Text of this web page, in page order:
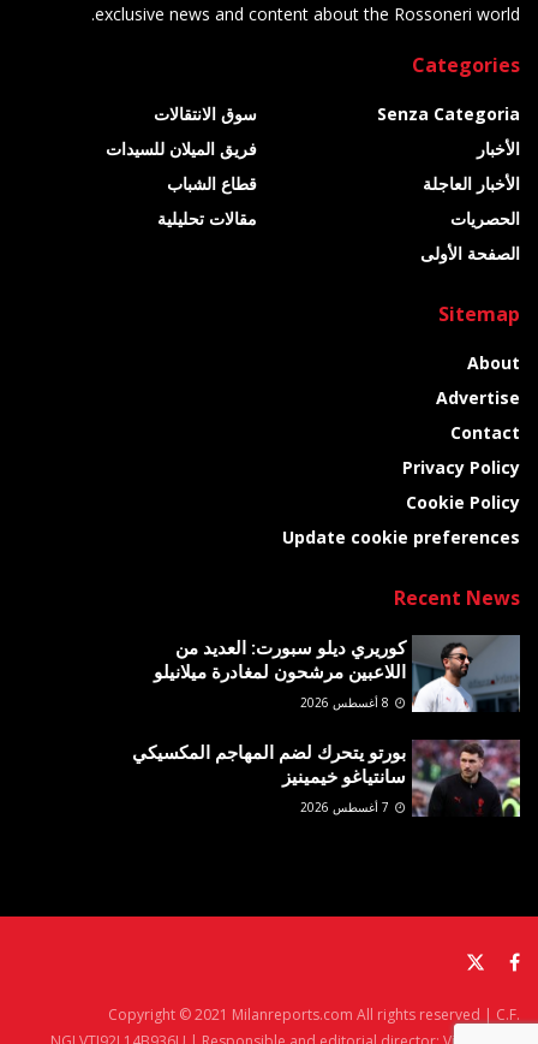
exclusive news and content about the Rossoneri world.
Categories
Senza Categoria
الأخبار
الأخبار العاجلة
الحصريات
الصفحة الأولى
سوق الانتقالات
فريق الميلان للسيدات
قطاع الشباب
مقالات تحليلية
Sitemap
About
Advertise
Contact
Privacy Policy
Cookie Policy
Update cookie preferences
Recent News
كوريري ديلو سبورت: العديد من
اللاعبين مرشحون لمغادرة ميلانيلو
بورتو يتحرك لضم المهاجم المكسيكي
سانتياغو خيمينيز
Copyright © 2021 Milanreports.com All rights reserved | C.F.